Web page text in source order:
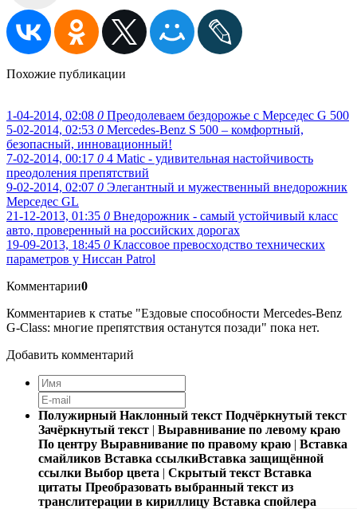
Похожие публикации
1-04-2014, 02:08 0 Преодолеваем бездорожье c Мерседес G 500
5-02-2014, 02:53 0 Mercedes-Benz S 500 – комфортный,
безопасный, инновационный!
7-02-2014, 00:17 0 4 Matic - удивительная настойчивость
преодоления препятствий
9-02-2014, 02:07 0 Элегантный и мужественный внедорожник
Мерседес GL
21-12-2013, 01:35 0 Внедорожник - самый устойчивый класс
авто, проверенный на российских дорогах
19-09-2013, 18:45 0 Классовое превосходство технических
параметров у Ниссан Patrol
Комментарии0
Комментариев к статье "Ездовые способности Mercedes-Benz
G-Class: многие препятствия останутся позади" пока нет.
Добавить комментарий
Полужирный Наклонный текст Подчёркнутый текст
Зачёркнутый текст | Выравнивание по левому краю
По центру Выравнивание по правому краю | Вставка
смайликов Вставка ссылкиВставка защищённой
ссылки Выбор цвета | Скрытый текст Вставка
цитаты Преобразовать выбранный текст из
транслитерации в кириллицу Вставка спойлера